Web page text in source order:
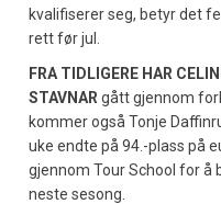
kvalifiserer seg, betyr det
rett før jul.
FRA TIDLIGERE HAR
STAVNAR gått gjennom
kommer også Tonje
uke endte på 94.-plass på
gjennom Tour School for å
neste sesong.